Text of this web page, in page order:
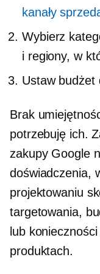
kanały
Wybierz
i regiony, w
Ustaw budżet
Brak
potrzebuję ich.
zakupy Google
doświadczenia,
projektowaniu
targetowania,
lub
produktach.